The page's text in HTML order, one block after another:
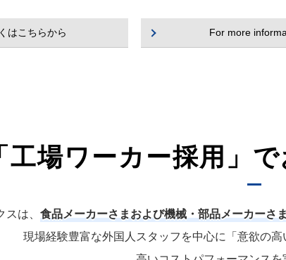
はこちらから For more
工場ワーカー採用」
は、 食品メーカーさまおよび機械・部品メーカーさ
現場経験豊富な外国人スタッフを中心に「意欲の